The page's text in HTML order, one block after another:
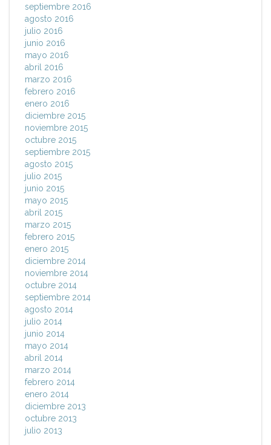
septiembre 2016
agosto 2016
julio 2016
junio 2016
mayo 2016
abril 2016
marzo 2016
febrero 2016
enero 2016
diciembre 2015
noviembre 2015
octubre 2015
septiembre 2015
agosto 2015
julio 2015
junio 2015
mayo 2015
abril 2015
marzo 2015
febrero 2015
enero 2015
diciembre 2014
noviembre 2014
octubre 2014
septiembre 2014
agosto 2014
julio 2014
junio 2014
mayo 2014
abril 2014
marzo 2014
febrero 2014
enero 2014
diciembre 2013
octubre 2013
julio 2013